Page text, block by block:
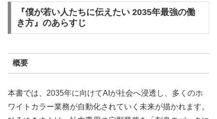
『僕が若い人たちに伝えたい 2035年最強の働
き方』のあらすじ
概要
本書では、2035年に向けてAIが社会へ浸透し、多くのホ
ワイトカラー業務が自動化されていく未来が描かれます。